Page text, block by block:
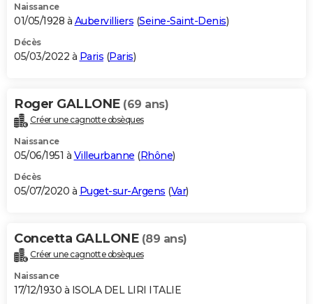
Naissance
01/05/1928 à Aubervilliers (Seine-Saint-Denis)
Décès
05/03/2022 à Paris (Paris)
Roger GALLONE (69 ans)
Créer une cagnotte obsèques
Naissance
05/06/1951 à Villeurbanne (Rhône)
Décès
05/07/2020 à Puget-sur-Argens (Var)
Concetta GALLONE (89 ans)
Créer une cagnotte obsèques
Naissance
17/12/1930 à ISOLA DEL LIRI ITALIE